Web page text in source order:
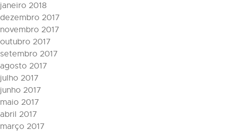
janeiro 2018
dezembro 2017
novembro 2017
outubro 2017
setembro 2017
agosto 2017
julho 2017
junho 2017
maio 2017
abril 2017
março 2017